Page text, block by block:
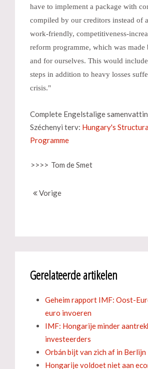
have to implement a package with
compiled by our creditors instead of
work-friendly, competitiveness-
reform programme, which was made
and for ourselves. This would
steps in addition to heavy losses
crisis."
Complete Engelstalige
Széchenyi terv: Hungary's
Programme
>>>> Tom de Smet
Vorige
Gerelateerde artikelen
Geheim rapport IMF: Oost-
euro invoeren
IMF: Hongarije minder
investeerders
Orbán bijt van zich af in Berlijn
Hongarije voldoet niet aan